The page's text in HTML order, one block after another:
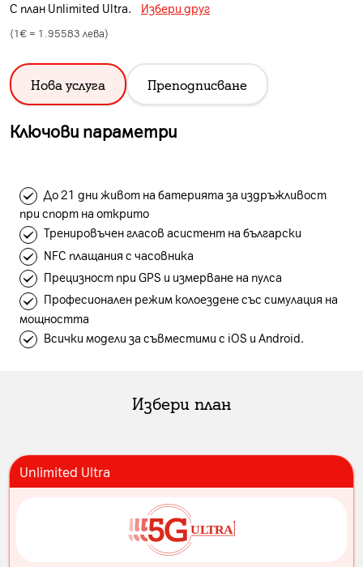
С план Unlimited Ultra. Избери друг
(1€ = 1.95583 лева)
Нова услуга Преподписване
Ключови параметри
До 21 дни живот на батерията за издръжливост
при спорт на открито
Тренировъчен гласов асистент на български
NFC плащания с часовника
Прецизност при GPS и измерване на пулса
Професионален режим колоездене със симулация на
мощността
Всички модели за съвместими с iOS и Android.
Избери план
Unlimited Ultra